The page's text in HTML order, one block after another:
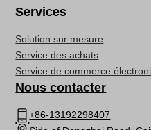
Services
Solution sur mesure
Service des achats
Service de commerce
Nous contacter
+86-13192298407